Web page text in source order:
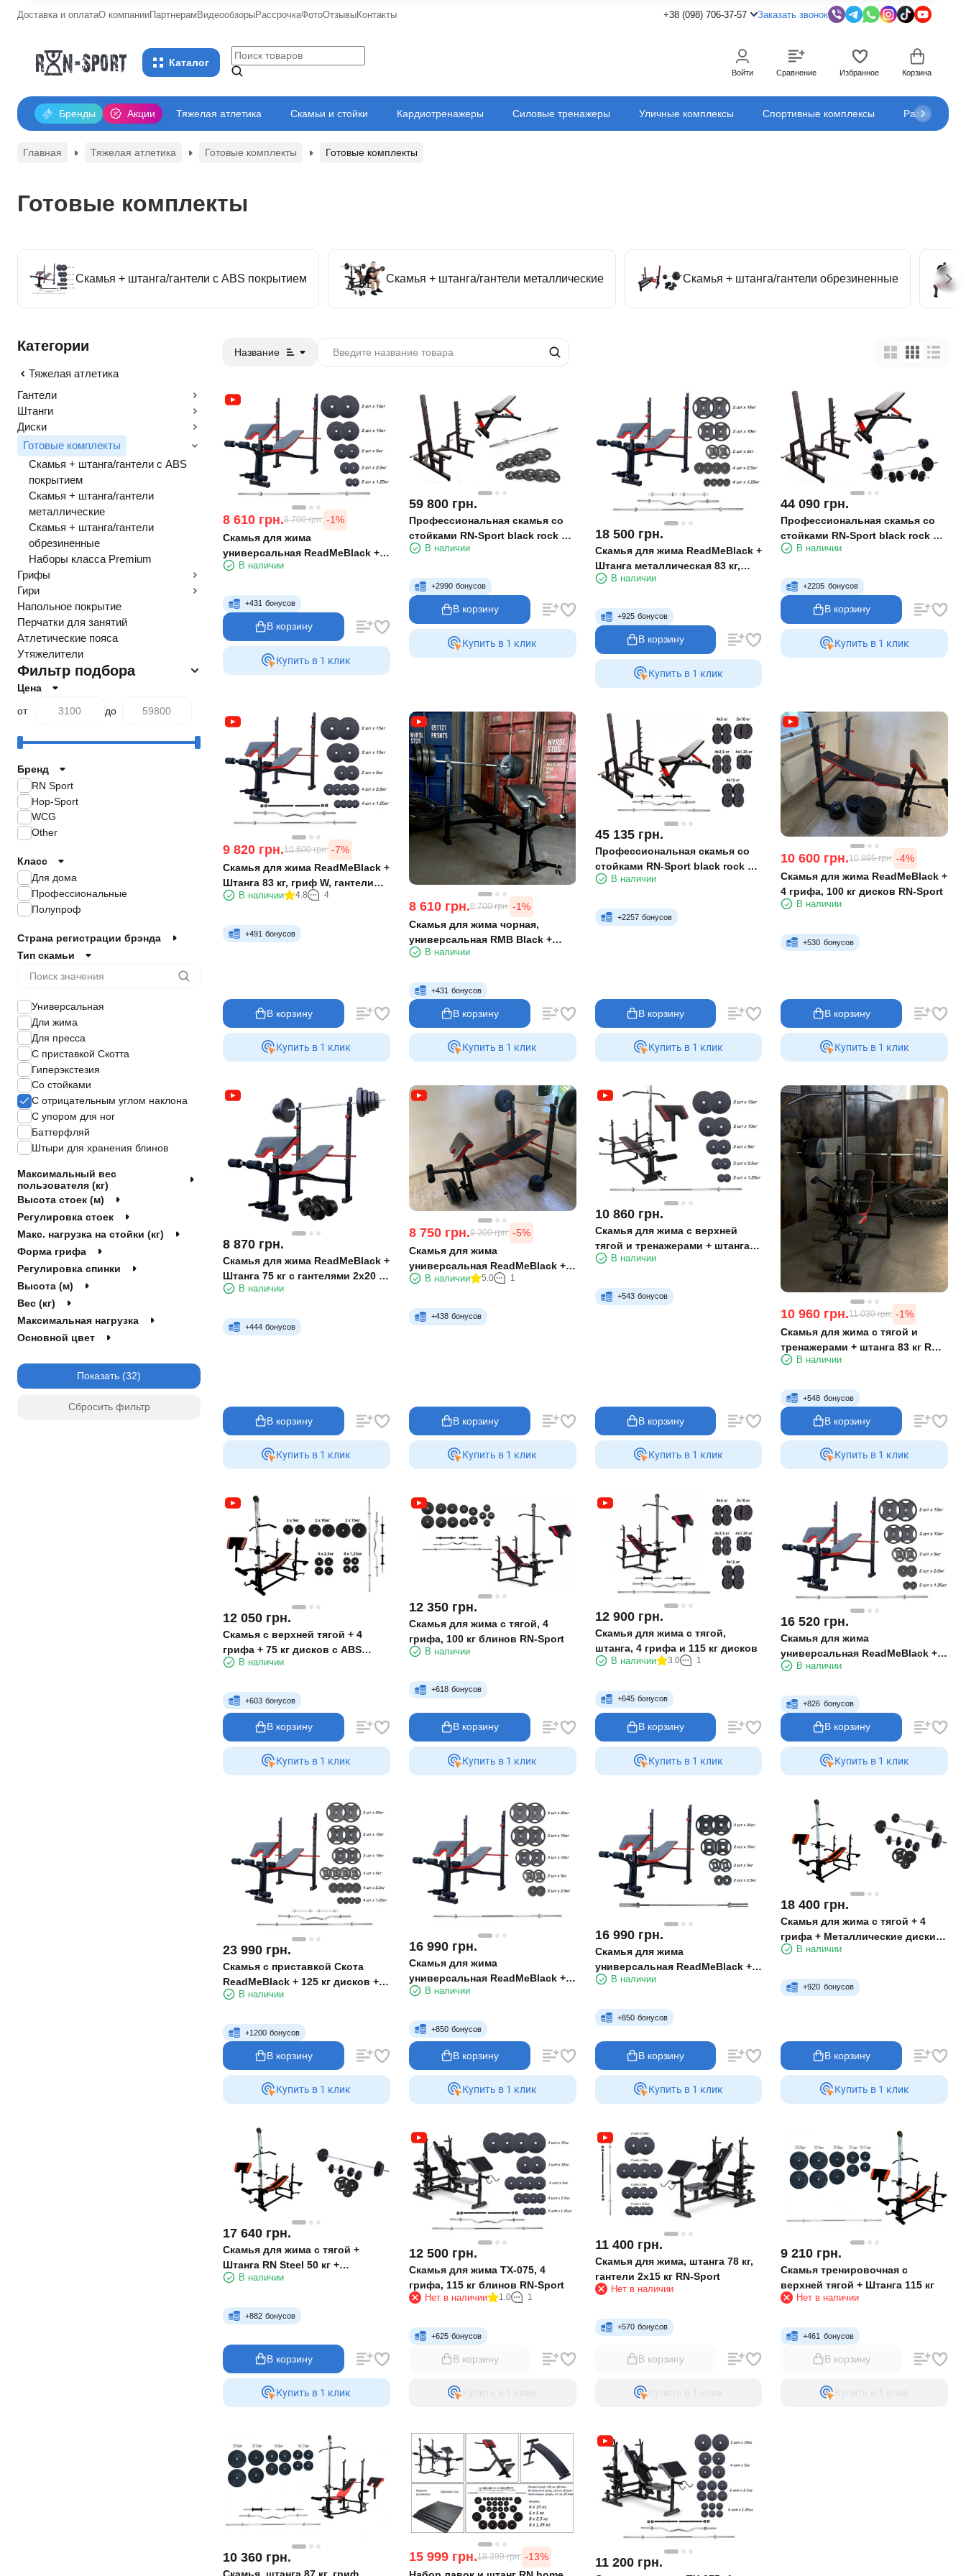
Доставка и оплатаО компанииПартнерамВидеообзорыРассрочкаФотоОтзывыКонтакты +38 (098) 706-37-57 Заказать звонок
Каталог
Войти Сравнение Избранное Корзина
Акции
Бренды Тяжелая атлетика Скамьи и стойки Кардиотренажеры Силовые тренажеры Уличные комплексы Спортивные комплексы Развлечения
Главная Тяжелая атлетика Готовые комплекты Готовые комплекты
Готовые комплекты
Скамья + штанга/гантели с ABS покрытием Скамья + штанга/гантели металлические Скамья + штанга/гантели обрезиненные
Название
8 610 грн.8 700 грн. -1%
Скамья для жима
универсальная ReadMeBlack +
штанга 75 кг RN-Sport
В наличии
+431 бонусов
В корзину
Купить в 1 клик
59 800 грн.
Профессиональная скамья со
стойками RN-Sport black rock +
Олимпийская штанга 120 кг
В наличии
+2990 бонусов
В корзину
Купить в 1 клик
18 500 грн.
Скамья для жима ReadMeBlack +
Штанга металлическая 83 кг,
гриф W, гантели RN-Sport
В наличии
+925 бонусов
В корзину
Купить в 1 клик
44 090 грн.
Профессиональная скамья со
стойками RN-Sport black rock + 4
грифа 80 кг блинов
В наличии
+2205 бонусов
В корзину
Купить в 1 клик
9 820 грн.10 600 грн. -7%
Скамья для жима ReadMeBlack +
Штанга 83 кг, гриф W, гантели
RN-Sport
В наличии 4.8 4
+491 бонусов
В корзину
Купить в 1 клик
8 610 грн.8 700 грн. -1%
Скамья для жима чорная,
универсальная RMB Black +
штанга 75 кг
В наличии
+431 бонусов
В корзину
Купить в 1 клик
45 135 грн.
Профессиональная скамья со
стойками RN-Sport black rock + 4
грифа 115 кг блинов
В наличии
+2257 бонусов
В корзину
Купить в 1 клик
10 600 грн.10 995 грн. -4%
Скамья для жима ReadMeBlack +
4 грифа, 100 кг дисков RN-Sport
В наличии
+530 бонусов
В корзину
Купить в 1 клик
8 870 грн.
Скамья для жима ReadMeBlack +
Штанга 75 кг с гантелями 2х20 кг
RN-Sport
В наличии
+444 бонусов
В корзину
Купить в 1 клик
8 750 грн.9 200 грн. -5%
Скамья для жима
универсальная ReadMeBlack +
штанга 103 кг RN-Sport
В наличии 5.0 1
+438 бонусов
В корзину
Купить в 1 клик
10 860 грн.
Скамья для жима с верхней
тягой и тренажерами + штанга
75 кг RN-Sport
В наличии
+543 бонусов
В корзину
Купить в 1 клик
10 960 грн.11 030 грн. -1%
Скамья для жима с тягой и
тренажерами + штанга 83 кг RN-
SportВ наличии
+548 бонусов
В корзину
Купить в 1 клик
12 050 грн.
Скамья с верхней тягой + 4
грифа + 75 кг дисков с ABS
покрытием
В наличии
+603 бонусов
В корзину
Купить в 1 клик
12 350 грн.
Скамья для жима с тягой, 4
грифа, 100 кг блинов RN-Sport
В наличии
+618 бонусов
В корзину
Купить в 1 клик
12 900 грн.
Скамья для жима с тягой,
штанга, 4 грифа и 115 кг дисков
В наличии 3.0 1
+645 бонусов
В корзину
Купить в 1 клик
16 520 грн.
Скамья для жима
универсальная ReadMeBlack +
штанга с металлическими
В наличии
+826 бонусов
В корзину
Купить в 1 клик
23 990 грн.
Скамья с приставкой Скота
ReadMeBlack + 125 кг дисков + 4
грифа RN-Sport
В наличии
+1200 бонусов
В корзину
Купить в 1 клик
16 990 грн.
Скамья для жима
универсальная ReadMeBlack +
штанга с металлическими
В наличии
+850 бонусов
В корзину
Купить в 1 клик
16 990 грн.
Скамья для жима
универсальная ReadMeBlack +
олимпийская штанга 88 кг с
Sport
В наличии
+850 бонусов
В корзину
Купить в 1 клик
18 400 грн.
Скамья для жима с тягой + 4
грифа + Металлические диски
RN-Sport 65 кг
В наличии
+920 бонусов
В корзину
Купить в 1 клик
17 640 грн.
Скамья для жима с тягой +
Штанга RN Steel 50 кг +
Металлические гантели по 16 кг
В наличии
+882 бонусов
В корзину
Купить в 1 клик
12 500 грн.
Скамья для жима TX-075, 4
грифа, 115 кг блинов RN-Sport
Нет в наличии 1.0 1
+625 бонусов
В корзину
11 400 грн.
Скамья для жима, штанга 78 кг,
гантели 2х15 кг RN-Sport
Нет в наличии
+570 бонусов
В корзину
Купить в 1 клик
9 210 грн.
Скамья тренировочная с
верхней тягой + Штанга 115 кг
Нет в наличии
+461 бонусов
В корзину
Купить в 1 клик
10 360 грн.
Скамья, штанга 87 кг, гриф
15 999 грн.18 399 грн. -13%
11 200 грн.
Категории
Тяжелая атлетика
Гантели
Штанги
Диски
Готовые комплекты
Скамья + штанга/гантели с ABS
покрытием
Скамья + штанга/гантели
металлические
Скамья + штанга/гантели
обрезиненные
Наборы класса Premium
Грифы
Гири
Напольное покрытие
Перчатки для занятий
Атлетические пояса
Утяжелители
Фильтр подбора
Цена
от
до
Бренд
RN Sport
Hop-Sport
WCG
Other
Класс
Для дома
Профессиональные
Полупроф
Страна регистрации брэнда
Тип скамьи
Универсальная
Дли жима
Для пресса
С приставкой Скотта
Гиперэкстезия
Со стойками
С отрицательным углом наклона
С упором для ног
Баттерфляй
Штыри для хранения блинов
Максимальный вес
пользователя (кг)
Высота стоек (м)
Регулировка стоек
Макс. нагрузка на стойки (кг)
Форма грифа
Регулировка спинки
Высота (м)
Вес (кг)
Максимальная нагрузка
Основной цвет
Показать
Сбросить фильтр